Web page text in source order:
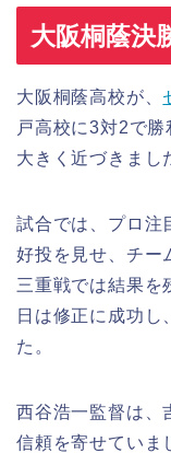
大阪桐蔭決
大阪桐蔭高校が、
戸高校に3対2で
大きく近づきまし
試合では、プロ注
好投を見せ、チー
三重戦では結果を
日は修正に成功し
た。
西谷浩一監督は、
信頼を寄せていま